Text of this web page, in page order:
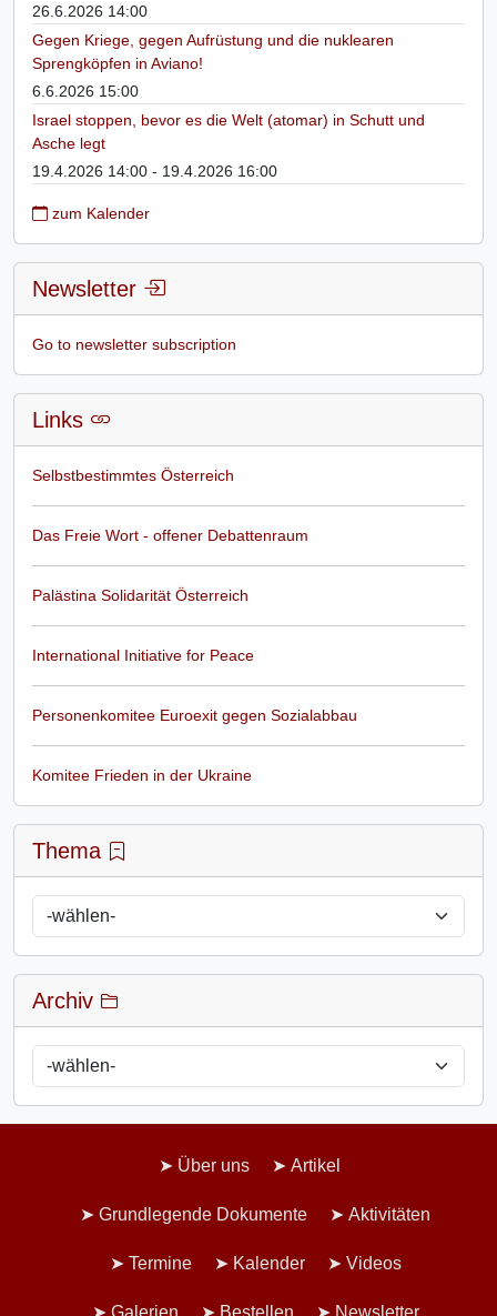
26.6.2026 14:00
Gegen Kriege, gegen Aufrüstung und die nuklearen
Sprengköpfen in Aviano!
6.6.2026 15:00
Israel stoppen, bevor es die Welt (atomar) in Schutt und
Asche legt
19.4.2026 14:00 - 19.4.2026 16:00
zum Kalender
Newsletter
Go to newsletter subscription
Links
Selbstbestimmtes Österreich
Das Freie Wort - offener Debattenraum
Palästina Solidarität Österreich
International Initiative for Peace
Personenkomitee Euroexit gegen Sozialabbau
Komitee Frieden in der Ukraine
Thema
Archiv
Über uns Artikel
Grundlegende Dokumente Aktivitäten
Termine Kalender Videos
Galerien Bestellen Newsletter